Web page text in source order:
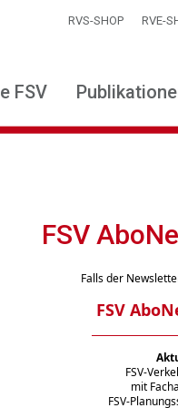
RVS-SHOP RVE-
FSV
FSV
Falls der
FSV
FSV-
mit
FSV-